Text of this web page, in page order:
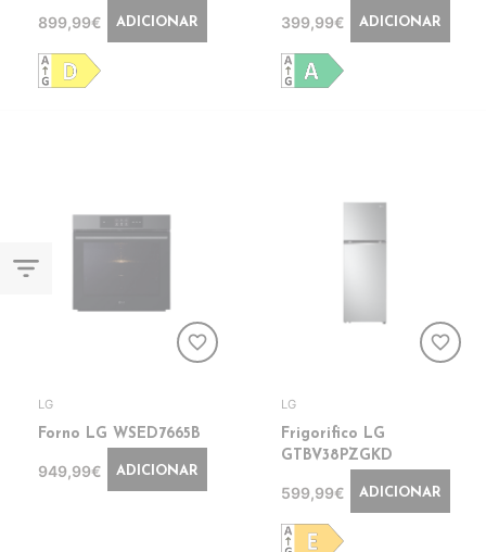
filter_list
899,99€ ADICIONAR 399,99€ ADICIONAR
favorite_border
LG
Forno LG WSED7665B
949,99€ ADICIONAR
favorite_border
LG
Frigorifico LG
GTBV38PZGKD
599,99€ ADICIONAR